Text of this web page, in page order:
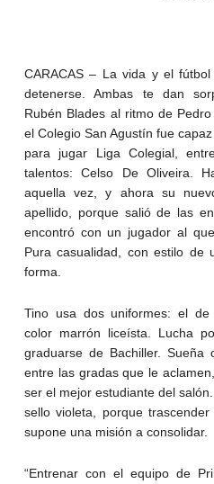
CARACAS – La vida y el
detenerse. Ambas te dan
Rubén Blades al ritmo de
el Colegio San Agustín fue
para jugar Liga Colegial,
talentos: Celso De Oliveira.
aquella vez, y ahora su
apellido, porque salió de las
encontró con un jugador al
Pura casualidad, con estilo de
forma.
Tino usa dos uniformes: el
color marrón liceísta. Lucha
graduarse de Bachiller.
entre las gradas que le
ser el mejor estudiante del
sello violeta, porque
supone una misión a consolidar.
“Entrenar con el equipo de